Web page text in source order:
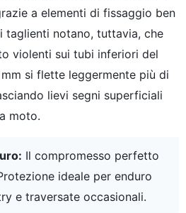
a elementi di fissaggio ben
taglienti notano, tuttavia, che
violenti sui tubi inferiori del
si flette leggermente più di
lievi segni superficiali
moto.
Il compromesso perfetto
ideale per enduro
e traversate occasionali.